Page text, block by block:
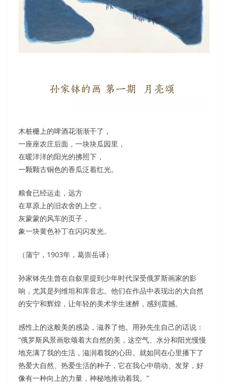
木桩栅上的啤酒花渐渐干了，
一座座农庄后面，一块块瓜园里，
在暖洋洋的阳光的拂照下，
一颗颗古铜色的香瓜泛着红光。
粮食已经运走，远方
在草原上的旧农舍的上空，
灰蒙蒙的风车的页子，
象一块黄色补丁在闪闪发光。
（蒲宁，1903年，葛崇岳译）
孙家钵先生曾在自叙里提到少年时代深受俄罗斯画家的影
响，尤其是列维坦和库音志。他们在作品中表现出的大自然
的安宁和辉煌，让年轻的美术学生迷醉，感到震撼。
感性上的这般美的感染，滋养了他。用孙先生自己的话说：
“俄罗斯风景画歌颂着大自然的美，这空气、水分和阳光慢慢
地充满了我的生活，滋润着我的心田。就如同在心里播下了
热爱大自然、热爱生活的种子，它在我心中萌动、发芽，好
像有一种向上的力量，神秘地推动着我。”